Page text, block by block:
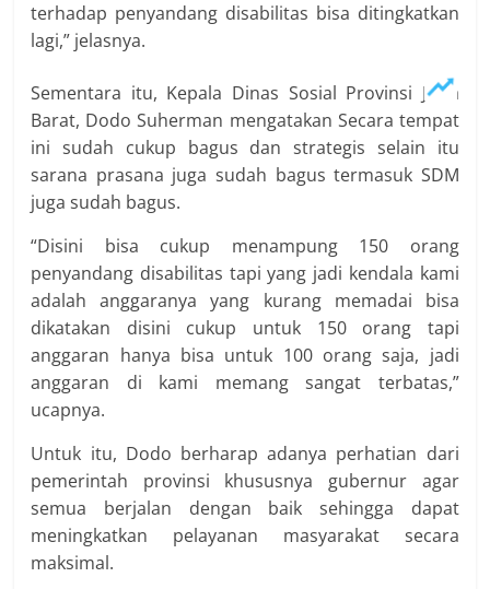
terhadap penyandang disabilitas bisa ditingkatkan
lagi,” jelasnya.
Sementara itu, Kepala Dinas Sosial Provinsi Jawa
Barat, Dodo Suherman mengatakan Secara tempat
ini sudah cukup bagus dan strategis selain itu
sarana prasana juga sudah bagus termasuk SDM
juga sudah bagus.
“Disini bisa cukup menampung 150 orang
penyandang disabilitas tapi yang jadi kendala kami
adalah anggaranya yang kurang memadai bisa
dikatakan disini cukup untuk 150 orang tapi
anggaran hanya bisa untuk 100 orang saja, jadi
anggaran di kami memang sangat terbatas,”
ucapnya.
Untuk itu, Dodo berharap adanya perhatian dari
pemerintah provinsi khususnya gubernur agar
semua berjalan dengan baik sehingga dapat
meningkatkan pelayanan masyarakat secara
maksimal.